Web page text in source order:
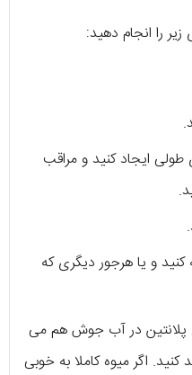
زیر را انجام دهید:
ایجاد کنید و مراقب
کنید و یا هرجور دیگری که
پلانتین در آب جوش هم می
کنید. اگر میوه کاملا به خوبی